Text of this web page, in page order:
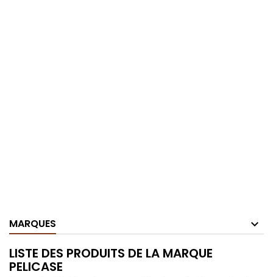
MARQUES
LISTE DES PRODUITS DE LA MARQUE
PELICASE